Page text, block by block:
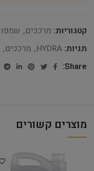
קטגוריות: מרככים, שמפו
תגיות: HYDRA
, מרככים,
Share:
מוצרים קשורים